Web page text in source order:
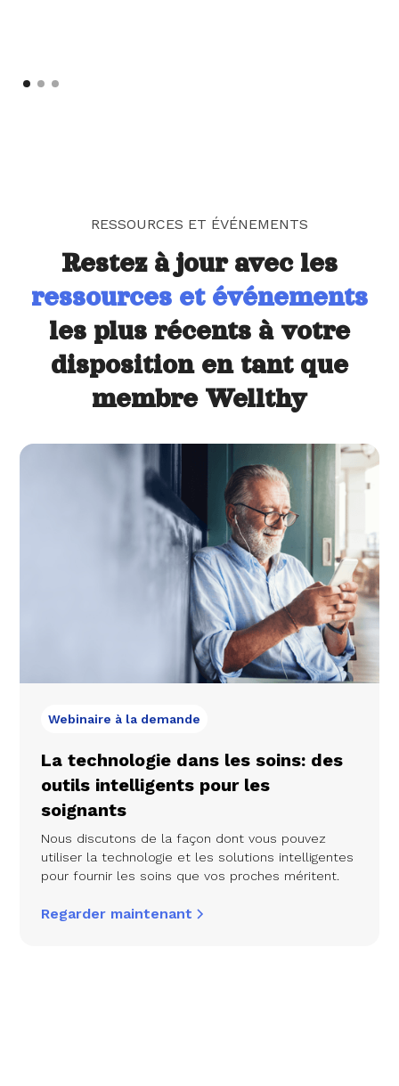
RESSOURCES ET ÉVÉNEMENTS
Restez à jour avec les
ressources et événements
les plus récents à votre
disposition en tant que
membre Wellthy
Webinaire à la demande
La technologie dans les soins: des
outils intelligents pour les
soignants
Nous discutons de la façon dont vous pouvez
utiliser la technologie et les solutions intelligentes
pour fournir les soins que vos proches méritent.
Regarder maintenant